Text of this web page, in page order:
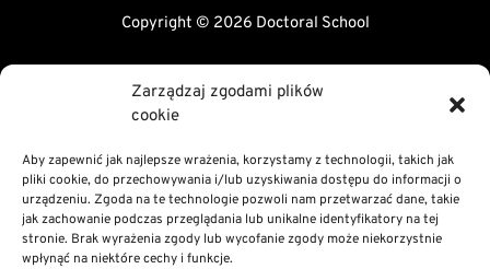
Zarządzaj zgodami plików
cookie
Aby zapewnić jak najlepsze wrażenia, korzystamy z technologii, takich jak
pliki cookie, do przechowywania i/lub uzyskiwania dostępu do informacji o
urządzeniu. Zgoda na te technologie pozwoli nam przetwarzać dane, takie
jak zachowanie podczas przeglądania lub unikalne identyfikatory na tej
stronie. Brak wyrażenia zgody lub wycofanie zgody może niekorzystnie
wpłynąć na niektóre cechy i funkcje.
Copyright © 2026 Doctoral School
Declaration of digital accessibility
RODO Statement